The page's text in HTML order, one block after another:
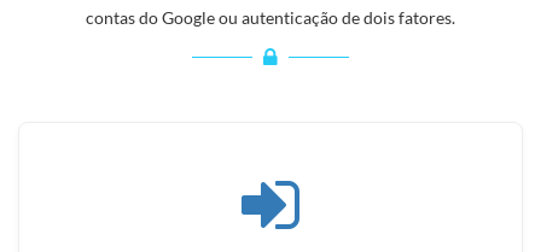
contas do Google ou autenticação de dois fatores.